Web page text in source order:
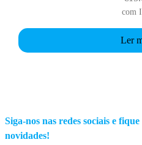
com
Ler
Siga-nos nas redes sociais e
novidades!